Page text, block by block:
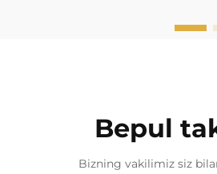
Bepul
Bizning vakilimiz siz